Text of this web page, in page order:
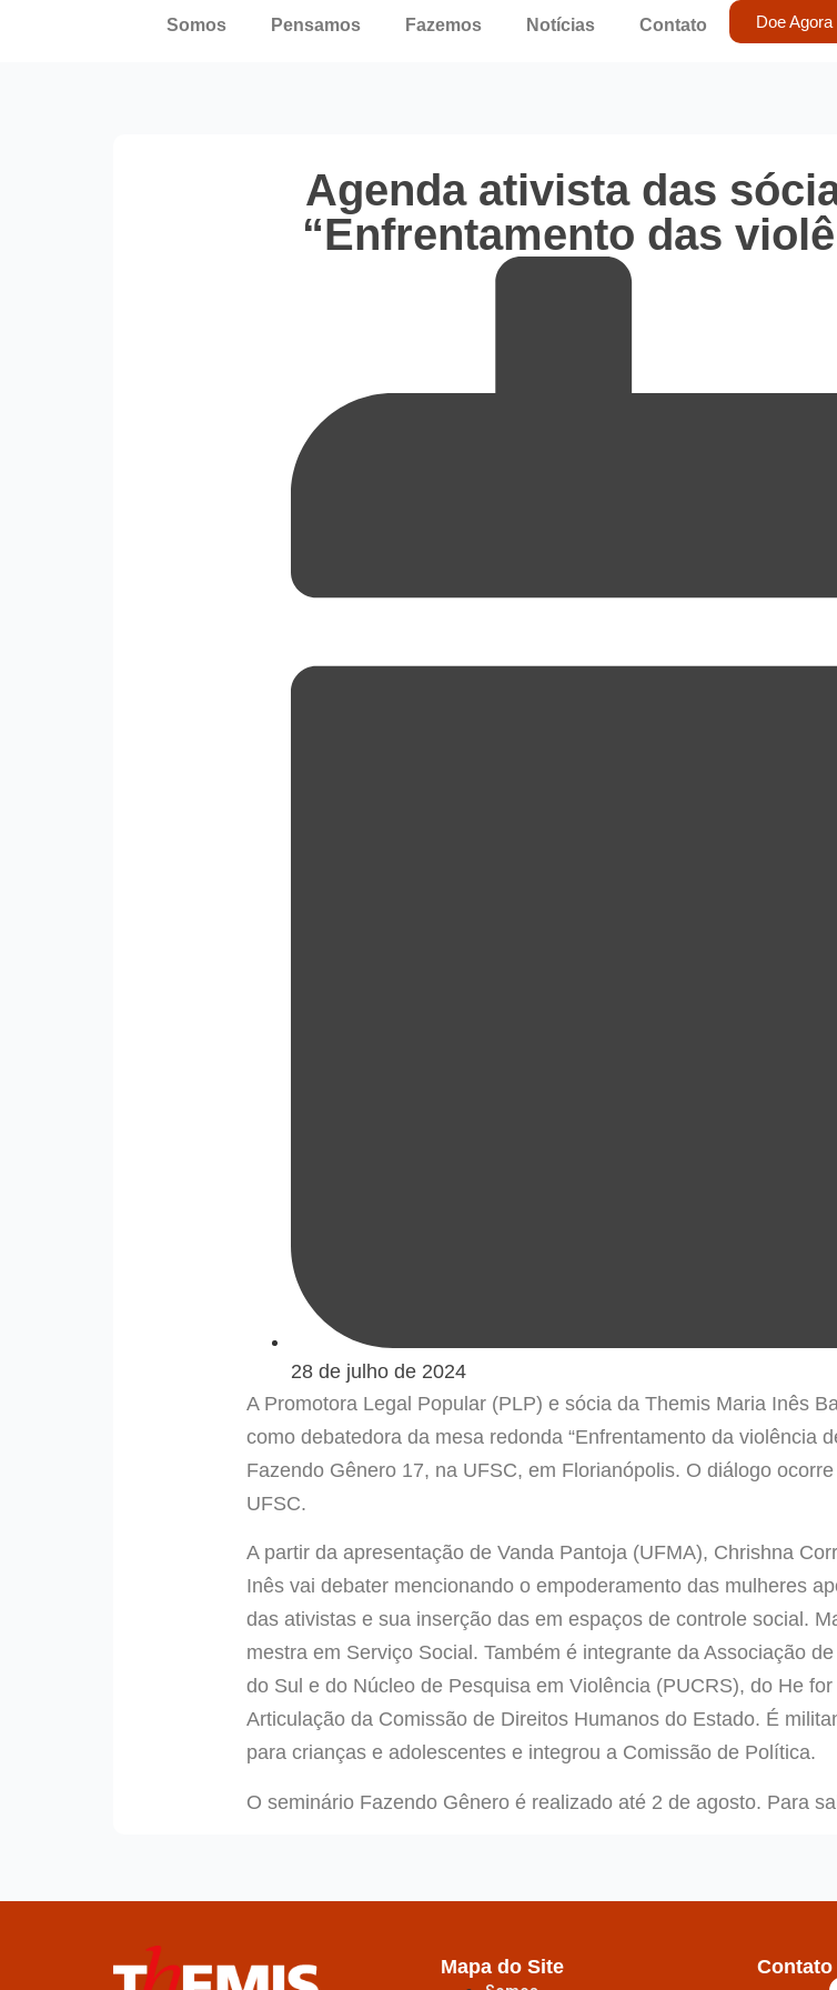
Somos Pensamos Fazemos Notícias Contato Doe Agora
Agenda ativista das
“Enfrentamento das
28 de julho de 2024
A Promotora Legal Popular (PLP) e sócia da Themis Maria Inês
como debatedora da mesa redonda “Enfrentamento da violência
Fazendo Gênero 17, na UFSC, em Florianópolis. O diálogo
UFSC.
A partir da apresentação de Vanda Pantoja (UFMA), Chrishna
Inês vai debater mencionando o empoderamento das mulheres
das ativistas e sua inserção das em espaços de controle social.
mestra em Serviço Social. Também é integrante da Associação
do Sul e do Núcleo de Pesquisa em Violência (PUCRS), do He
Articulação da Comissão de Direitos Humanos do Estado. É
para crianças e adolescentes e integrou a Comissão de Política.
O seminário Fazendo Gênero é realizado até 2 de agosto. Para
Mapa do Site Contato